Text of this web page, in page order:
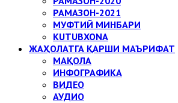
РАМАЗОН-2021
МУФТИЙ МИНБАРИ
KUTUBXONA
ЖАҲОЛАТГА ҚАРШИ МАЪРИФАТ
МАҚОЛА
ИНФОГРАФИКА
ВИДЕО
АУДИО